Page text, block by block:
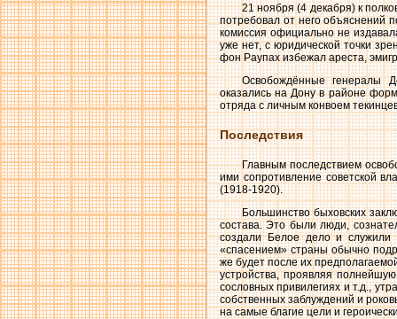
21 ноября (4 декабря) к
потребовал от него объяснений
комиссия официально не
уже нет, с юридической точки
фон Раупах избежал ареста,
Освобождённые генералы
оказались на Дону в районе
отряда с личным конвоем
Последствия
Главным последствием
ими сопротивление советской
(1918-1920).
Большинство быховских
состава. Это были люди,
создали Белое дело и служили
«спасением» страны обычно
же будет после их
устройства, проявляя
сословных привилегиях и т.д.,
собственных заблуждений и
на самые благие цели и